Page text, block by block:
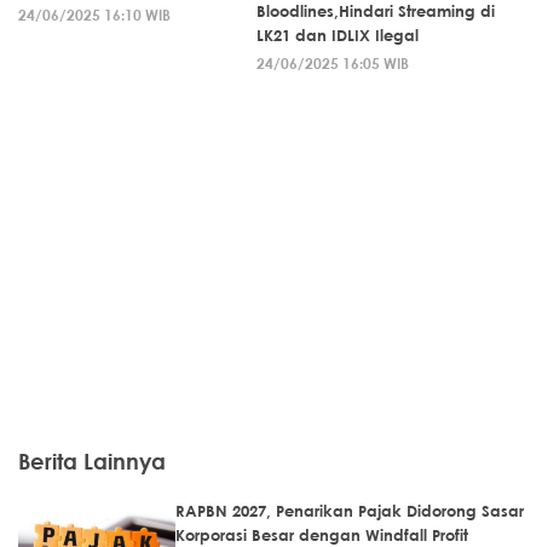
24/06/2025 16:10 WIB
Bloodlines,Hindari Streaming di
LK21 dan IDLIX Ilegal
24/06/2025 16:05 WIB
Berita Lainnya
RAPBN 2027, Penarikan Pajak Didorong Sasar
Korporasi Besar dengan Windfall Profit